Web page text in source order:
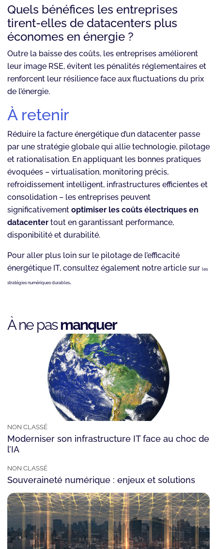
Quels bénéfices les entreprises
tirent-elles de datacenters plus
économes en énergie ?
Outre la baisse des coûts, les entreprises améliorent
leur image RSE, évitent les pénalités réglementaires et
renforcent leur résilience face aux fluctuations du prix
de l’énergie.
À retenir
Réduire la facture énergétique d’un datacenter passe
par une stratégie globale qui allie technologie, pilotage
et rationalisation. En appliquant les bonnes pratiques
évoquées – virtualisation, monitoring précis,
refroidissement intelligent, infrastructures efficientes et
consolidation – les entreprises peuvent
significativement optimiser les coûts électriques en
datacenter tout en garantissant performance,
disponibilité et durabilité.
Pour aller plus loin sur le pilotage de l’efficacité
énergétique IT, consultez également notre article sur les
stratégies numériques durables.
À ne pasmanquer
NON CLASSÉ
Moderniser son infrastructure IT face au choc de
l’IA
NON CLASSÉ
Souveraineté numérique : enjeux et solutions